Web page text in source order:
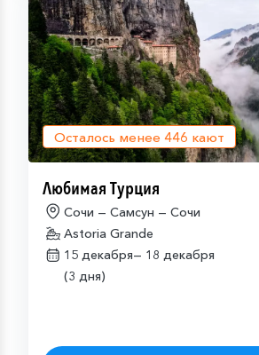
Осталось менее 446 кают
Любимая Турция
Сочи — Самсун — Сочи
Astoria Grande
15 декабря— 18 декабря
(3 дня)